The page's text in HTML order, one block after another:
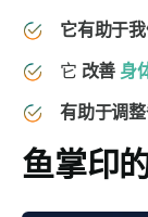
它有助于
它 改善 身
有助于调
鱼掌印